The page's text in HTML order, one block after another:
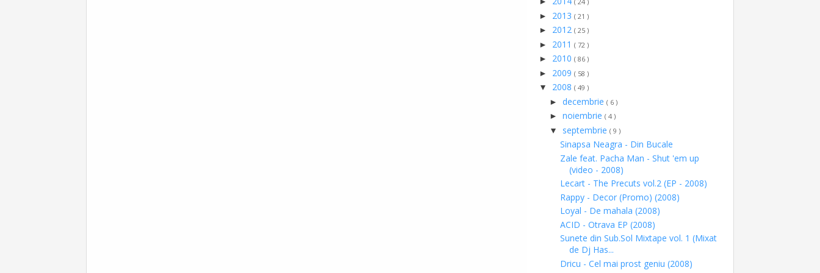
► 2013 ( 21 )
► 2012 ( 25 )
► 2011 ( 72 )
► 2010 ( 86 )
► 2009 ( 58 )
▼ 2008 ( 49 )
► decembrie ( 6 )
► noiembrie ( 4 )
▼ septembrie ( 9 )
Sinapsa Neagra - Din Bucale
Zale feat. Pacha Man - Shut 'em up
(video - 2008)
Lecart - The Precuts vol.2 (EP - 2008)
Rappy - Decor (Promo) (2008)
Loyal - De mahala (2008)
ACID - Otrava EP (2008)
Sunete din Sub.Sol Mixtape vol. 1 (Mixat
de Dj Has...
Dricu - Cel mai prost geniu (2008)